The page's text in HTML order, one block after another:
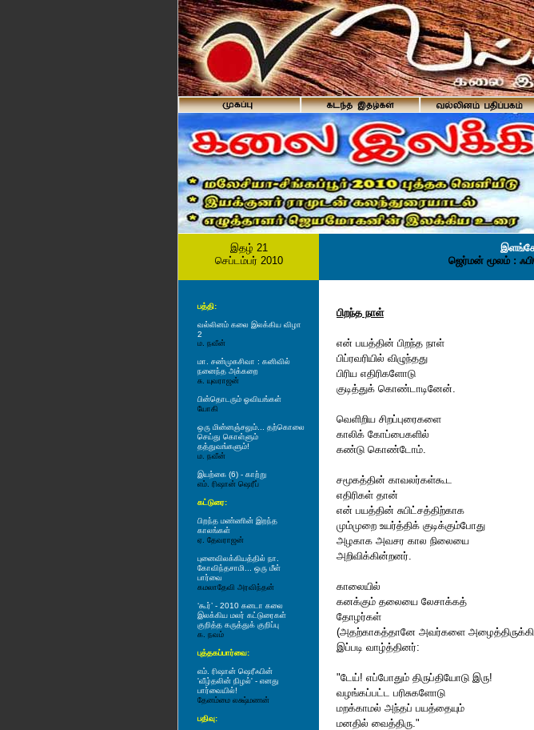
இதழ் 21
செப்டம்பர் 2010
ஜெர்மன் மூலம் :
பத்தி:
வல்லினம் க‌லை இல‌க்கிய‌ விழா
2
ம. நவீன்
மா. சண்முகசிவா : கனிவில்
நனைந்த அக்கறை
சு. யுவராஜன்
பின்தொட‌ரும் ஓவிய‌ங்க‌ள்
யோகி
ஒரு மின்ன‌ஞ்ச‌லும்... த‌ற்கொலை
செய்து கொள்ளும்
த‌த்துவ‌ங்க‌ளும்!
ம‌. ந‌வீன்
இயற்கை (6) - காற்று
எம். ரிஷான் ஷெரீப்
கட்டுரை:
பிறந்த மண்ணின் இறந்த
காலங்கள்
ஏ. தேவராஜன்
புனைவிலக்கியத்தில் நா.
கோவிந்தசாமி... ஒரு மீள்
பார்வை
கமலாதேவி அரவிந்தன்
‘கூர்’ - 2010 கனடா கலை
இலக்கிய மலர் கட்டுரைகள்
குறித்த கருத்துக் குறிப்பு
க. நவம்
புத்தகப்பார்வை:
எம். ரிஷான் ஷெரீஃபின்
'வீழ்தலின் நிழல்' - எனது
பார்வையில்!
தேனம்மை லக்ஷ்மணன்
பதிவு:
பிறந்த நாள்
என் பயத்தின் பிறந்த நாள்
பிப்ரவரியில் விழுந்தது
பிரிய எதிரிகளோடு
குடித்துக் கொண்டாடினேன்.
வெளிறிய சிறப்புரைகளை
காலிக் கோப்பைகளில்
கண்டு கொண்டோம்.
சமூகத்தின் காவலர்கள்கூட
எதிரிகள் தான்
என் பயத்தின் சுபிட்சத்திற்காக
மும்முறை உயர்த்திக் குடிக்கும்போது
அழகாக அவசர கால நிலையை
அறிவிக்கின்றனர்.
காலையில்
கனக்கும் தலையை லேசாக்கத்
தோழர்கள்
(அதற்காகத்தானே அவர்களை
இப்படி வாழ்த்தினர்:
"டேய்! எப்போதும் திருப்தியோடு இரு!
வழங்கப்பட்ட பரிசுகளோடு
மறக்காமல் அந்தப் பயத்தையும்
மனதில் வைத்திரு."